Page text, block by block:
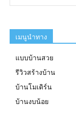
เมนูนำทาง
แบบบ้านสวย
รีวิวสร้างบ้าน
บ้านโมเดิร์น
บ้านงบน้อย